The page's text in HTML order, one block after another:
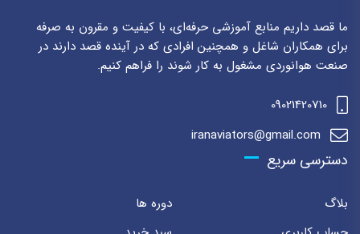
ما قصد داریم منابع آموزشی حرفه‌ای، با کیفیت و مقرون به صرفه
برای همکاران شاغل و همچنین افرادی که در آینده قصد دارند در
صنعت هوانوردی مشغول به کار شوند را فراهم کنیم.
09021420710
iranaviators@gmail.com
دسترسی سریع
بلاگ
دوره ها